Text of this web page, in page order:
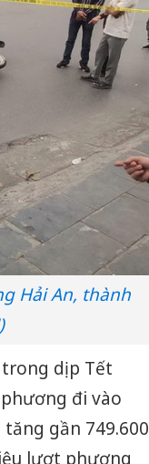
Hải An, thành
trong dịp Tết
đi vào
gần 749.600
lượt phương